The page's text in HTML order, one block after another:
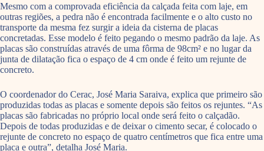
Mesmo com a comprovada eficiência da calçada feita com laje, em
outras regiões, a pedra não é encontrada facilmente e o alto custo no
transporte da mesma fez surgir a ideia da cisterna de placas
concretadas. Esse modelo é feito pegando o mesmo padrão da laje. As
placas são construídas através de uma fôrma de 98cm² e no lugar da
junta de dilatação fica o espaço de 4 cm onde é feito um rejunte de
concreto.
O coordenador do Cerac, José Maria Saraiva, explica que primeiro são
produzidas todas as placas e somente depois são feitos os rejuntes. “As
placas são fabricadas no próprio local onde será feito o calçadão.
Depois de todas produzidas e de deixar o cimento secar, é colocado o
rejunte de concreto no espaço de quatro centímetros que fica entre uma
placa e outra”, detalha José Maria.